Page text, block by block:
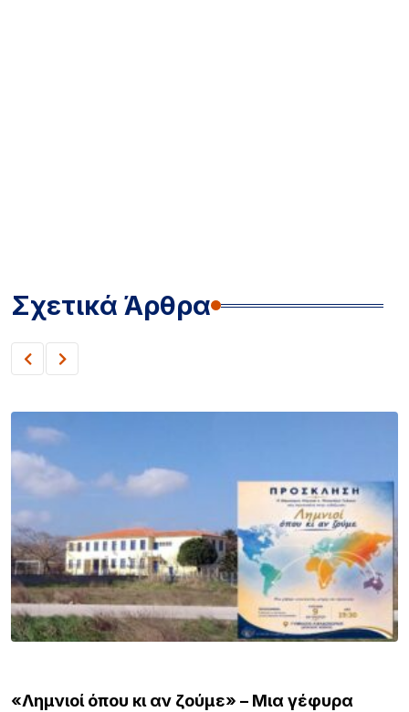
Σχετικά Άρθρα
«Λημνιοί όπου κι αν ζούμε» – Μια γέφυρα